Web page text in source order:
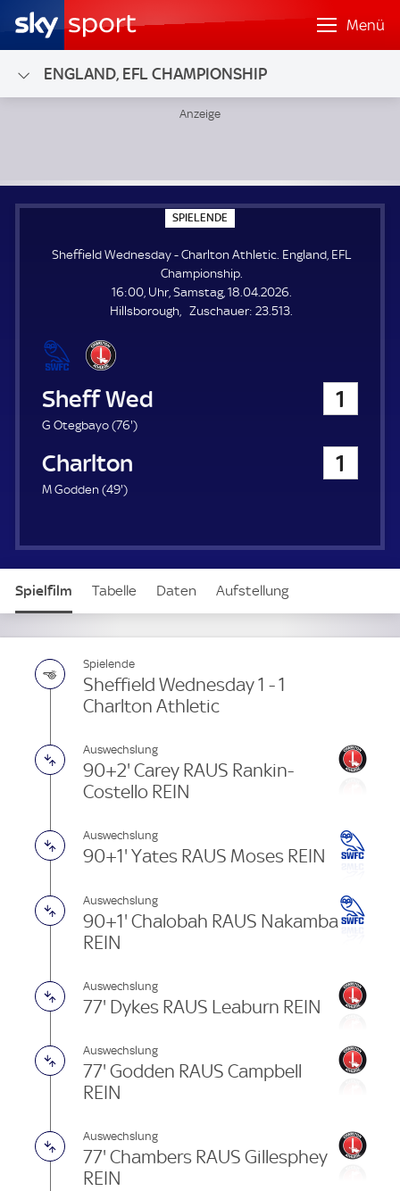
Menü
ENGLAND, EFL CHAMPIONSHIP
SPIELENDE
P
E
L
E
N
E
Sheffield Wednesday - Charlton Athletic. England, EFL
Championship.
16:00, Uhr, Samstag, 18.04.2026.
Hillsborough
Zuschauer: Z
23.513.
Sheffield Wednesday 1
G Otegbayo (76'7
.
t
e
)
Charlton Athletic 1
M Godden (49'4
u
t
)
Spielfilm Tabelle Daten Aufstellung
Spielende
Sheffield Wednesday 1 - 1
Charlton Athletic
Auswechslung
90+2' Carey RAUS Rankin-
Costello REIN
Auswechslung
90+1' Yates RAUS Moses REIN
Auswechslung
90+1' Chalobah RAUS Nakamba
REIN
Auswechslung
77' Dykes RAUS Leaburn REIN
Auswechslung
77' Godden RAUS Campbell
REIN
Auswechslung
77' Chambers RAUS Gillesphey
REIN